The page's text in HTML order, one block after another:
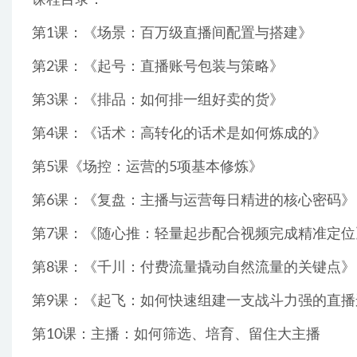
第1课：《场景：百万级直播间配置与搭建》
第2课：《起号：直播账号包装与策略》
第3课：《排品：如何排一组好卖的货》
第4课：《话术：高转化的话术是如何炼成的》
第5课《场控：运营的5项基本修炼》
第6课：《复盘：主播与运营每日精进的核心密码》
第7课：《随心推：轻量起步配合视频完成精准定位
第8课：《千川：付费流量撬动自然流量的关键点》
第9课：《起飞：如何快速组建一支战斗力强的直播
第10课：主播：如何筛选、培育、留住大主播